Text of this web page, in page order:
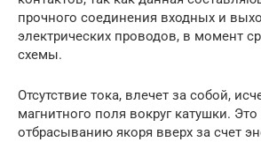
прочного соединения входных и
электрических проводов, в момент
схемы.
Отсутствие тока, влечет за собой,
магнитного поля вокруг катушки.
отбрасыванию якоря вверх за счет